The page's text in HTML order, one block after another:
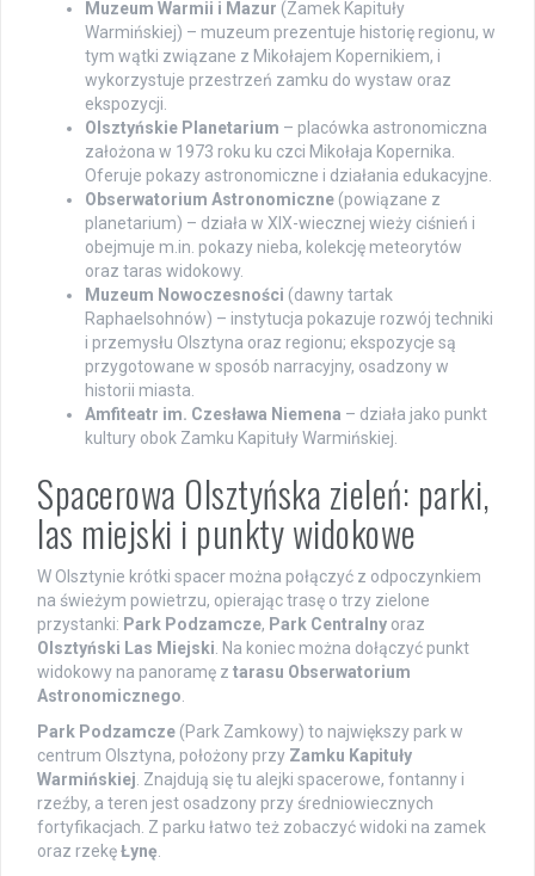
Muzeum Warmii i Mazur (Zamek Kapituły
Warmińskiej) – muzeum prezentuje historię regionu, w
tym wątki związane z Mikołajem Kopernikiem, i
wykorzystuje przestrzeń zamku do wystaw oraz
ekspozycji.
Olsztyńskie Planetarium – placówka astronomiczna
założona w 1973 roku ku czci Mikołaja Kopernika.
Oferuje pokazy astronomiczne i działania edukacyjne.
Obserwatorium Astronomiczne (powiązane z
planetarium) – działa w XIX-wiecznej wieży ciśnień i
obejmuje m.in. pokazy nieba, kolekcję meteorytów
oraz taras widokowy.
Muzeum Nowoczesności (dawny tartak
Raphaelsohnów) – instytucja pokazuje rozwój techniki
i przemysłu Olsztyna oraz regionu; ekspozycje są
przygotowane w sposób narracyjny, osadzony w
historii miasta.
Amfiteatr im. Czesława Niemena – działa jako punkt
kultury obok Zamku Kapituły Warmińskiej.
Spacerowa Olsztyńska zieleń: parki,
las miejski i punkty widokowe
W Olsztynie krótki spacer można połączyć z odpoczynkiem
na świeżym powietrzu, opierając trasę o trzy zielone
przystanki: Park Podzamcze, Park Centralny oraz
Olsztyński Las Miejski . Na koniec można dołączyć punkt
widokowy na panoramę z tarasu Obserwatorium
Astronomicznego
Park Podzamcze (Park Zamkowy) to największy park w
centrum Olsztyna, położony przy Zamku Kapituły
Warmińskiej . Znajdują się tu alejki spacerowe, fontanny i
rzeźby, a teren jest osadzony przy średniowiecznych
fortyfikacjach. Z parku łatwo też zobaczyć widoki na zamek
oraz rzekęŁynę